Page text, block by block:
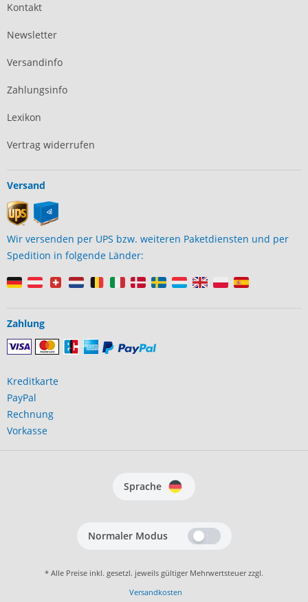
Kontakt
Newsletter
Versandinfo
Zahlungsinfo
Lexikon
Vertrag widerrufen
Versand
Wir versenden per UPS bzw. weiteren Paketdiensten und per
Spedition in folgende Länder:
Zahlung
Kreditkarte
PayPal
Rechnung
Vorkasse
Sprache
Normaler Modus
* Alle Preise inkl. gesetzl. jeweils gültiger Mehrwertsteuer zzgl.
Versandkosten